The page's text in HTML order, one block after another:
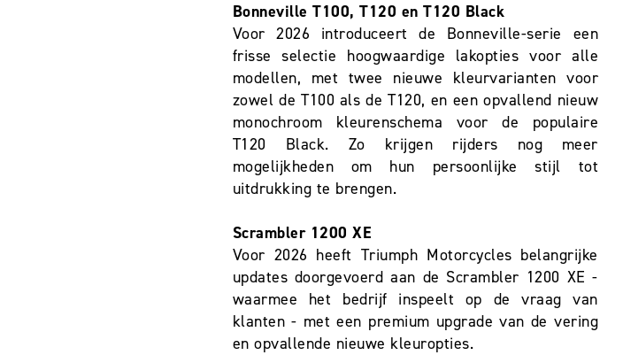
Bonneville T100, T120 en T120 Black
Voor 2026 introduceert de Bonneville-serie een
frisse selectie hoogwaardige lakopties voor alle
modellen, met twee nieuwe kleurvarianten voor
zowel de T100 als de T120, en een opvallend nieuw
monochroom kleurenschema voor de populaire
T120 Black. Zo krijgen rijders nog meer
mogelijkheden om hun persoonlijke stijl tot
uitdrukking te brengen.
Scrambler 1200 XE
Voor 2026 heeft Triumph Motorcycles belangrijke
updates doorgevoerd aan de Scrambler 1200 XE -
waarmee het bedrijf inspeelt op de vraag van
klanten - met een premium upgrade van de vering
en opvallende nieuwe kleuropties.